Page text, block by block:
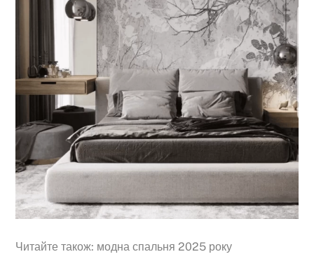
Читайте також: модна спальня 2025 року